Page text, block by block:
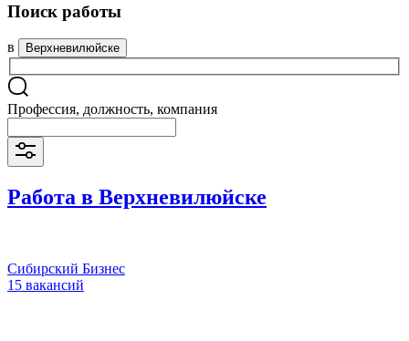
Поиск работы
в Верхневилюйске
Профессия, должность, компания
Работа в Верхневилюйске
Сибирский Бизнес
15 вакансий